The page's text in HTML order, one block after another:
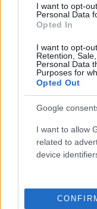
I want to opt-
Personal Data
Opted In
I want to opt-
Retention,
Personal Data
Purposes for
Opted Out
Google
I want to allow
related to
device